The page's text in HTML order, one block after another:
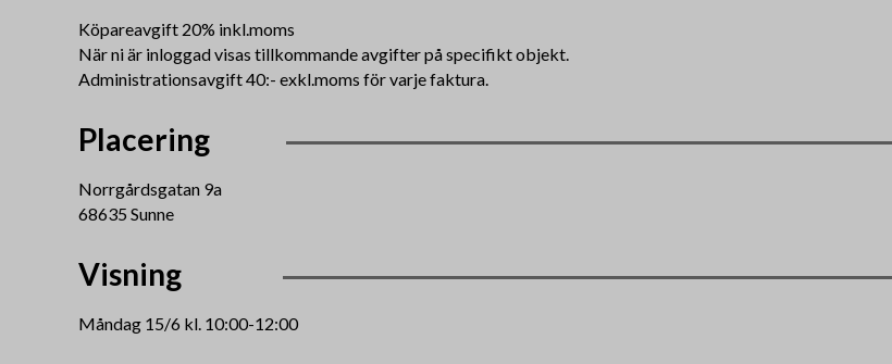
Köpareavgift 20% inkl.moms
När ni är inloggad visas tillkommande avgifter på specifikt objekt.
Administrationsavgift 40:- exkl.moms för varje faktura.
Placering
Norrgårdsgatan 9a
68635 Sunne
Visning
Måndag 15/6 kl. 10:00-12:00